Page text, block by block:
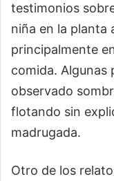
testimonios
niña en la planta
principalmente
comida. Algunas
observado
flotando sin
madrugada.
Otro de los